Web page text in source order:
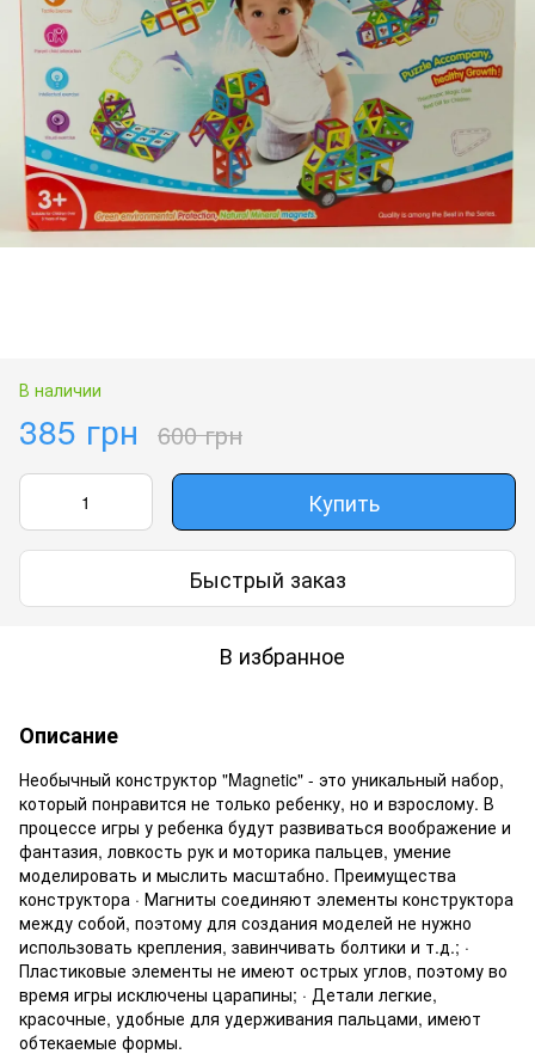
В наличии
385 грн 600 грн
Купить
Быстрый заказ
В избранное
Описание
Необычный конструктор "Magnetic" - это уникальный набор,
который понравится не только ребенку, но и взрослому. В
процессе игры у ребенка будут развиваться воображение и
фантазия, ловкость рук и моторика пальцев, умение
моделировать и мыслить масштабно. Преимущества
конструктора · Магниты соединяют элементы конструктора
между собой, поэтому для создания моделей не нужно
использовать крепления, завинчивать болтики и т.д.; ·
Пластиковые элементы не имеют острых углов, поэтому во
время игры исключены царапины; · Детали легкие,
красочные, удобные для удерживания пальцами, имеют
обтекаемые формы.